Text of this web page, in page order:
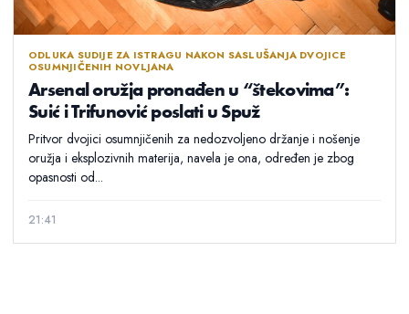
ODLUKA SUDIJE ZA ISTRAGU NAKON SASLUŠANJA DVOJICE
OSUMNJIČENIH NOVLJANA
Arsenal oružja pronađen u “štekovima”:
Suić i Trifunović poslati u Spuž
Pritvor dvojici osumnjičenih za nedozvoljeno držanje i nošenje
oružja i eksplozivnih materija, navela je ona, određen je zbog
opasnosti od...
21:41